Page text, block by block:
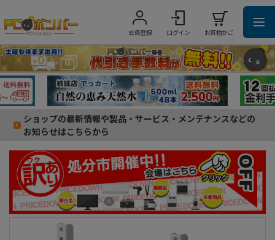
会員登録 ログイン お買物かご
ショップの最新情報や製品・サービス・メンテナンスなどの
お知らせはこちらから